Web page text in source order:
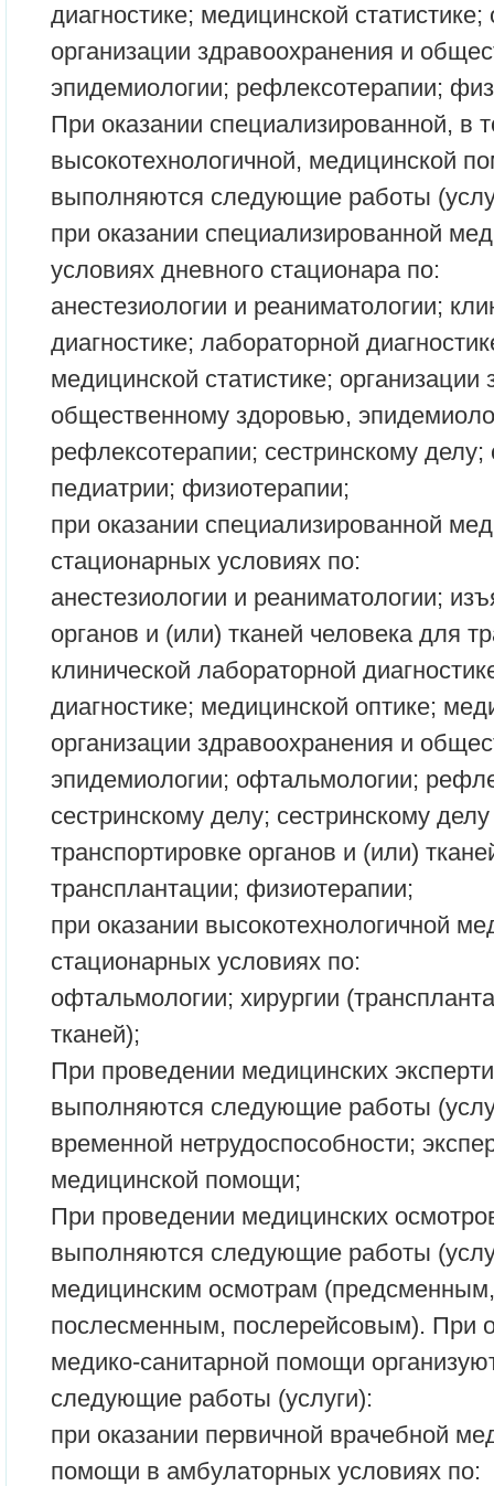
диагностике; медицинской
организации здравоохранения и
эпидемиологии; рефлексотерапии;
При оказании специализированной, в
высокотехнологичной, медицинской
выполняются следующие работы
при оказании специализированной
условиях дневного стационара по:
анестезиологии и реаниматологии;
диагностике; лабораторной
медицинской статистике; организации
общественному здоровью,
рефлексотерапии; сестринскому делу;
педиатрии; физиотерапии;
при оказании специализированной
стационарных условиях по:
анестезиологии и реаниматологии;
органов и (или) тканей человека для
клинической лабораторной
диагностике; медицинской оптике;
организации здравоохранения и
эпидемиологии; офтальмологии;
сестринскому делу; сестринскому
транспортировке органов и (или)
трансплантации; физиотерапии;
при оказании высокотехнологичной
стационарных условиях по:
офтальмологии; хирургии
тканей);
При проведении медицинских
выполняются следующие работы
временной нетрудоспособности;
медицинской помощи;
При проведении медицинских
выполняются следующие работы
медицинским осмотрам
послесменным, послерейсовым). При
медико-санитарной помощи
следующие работы (услуги):
при оказании первичной врачебной
помощи в амбулаторных условиях по: